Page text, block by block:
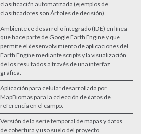
clasificación automatizada (ejemplos de
clasificadores son Árboles de decisión).
Ambiente de desarrollo integrado (IDE) en línea
que hace parte de Google Earth Engine y que
permite el desenvolvimiento de aplicaciones del
Earth Engine mediante scripts y la visualización
de los resultados a través de una interfaz
gráfica.
Aplicación para celular desarrollada por
MapBiomas para la colección de datos de
referencia en el campo.
Versión de la serie temporal de mapas y datos
de cobertura y uso suelo del proyecto